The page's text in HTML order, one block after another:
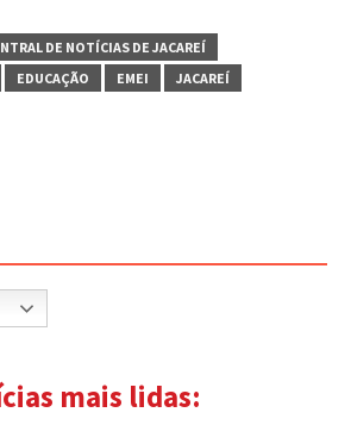
DE NOTÍCIAS DE JACAREÍ
EDUCAÇÃO EMEI
JACAREÍ
mais lidas: